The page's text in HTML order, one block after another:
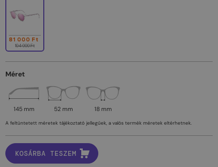
81 000 Ft
104 000 Ft
Méret
145 mm 52 mm 18 mm
A feltüntetett méretek tájékoztató jellegűek, a valós termék méretek eltérhetnek.
KOSÁRBA TESZEM